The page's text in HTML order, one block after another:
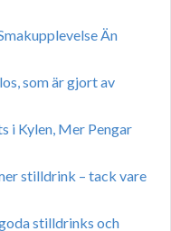
Än
som är gjort av
i Kylen, Mer Pengar
stilldrink – tack vare
stilldrinks och